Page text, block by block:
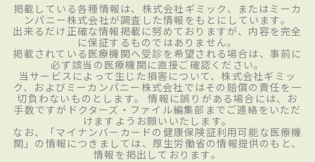
掲載している各種情報は、株式会社ギミック、またはミーカ
ンパニー株式会社が調査した情報をもとにしています。
出来るだけ正確な情報掲載に努めておりますが、内容を完全
に保証するものではありません。
掲載されている医療機関へ受診を希望される場合は、事前に
必ず該当の医療機関に直接ご確認ください。
当サービスによって生じた損害について、株式会社ギミッ
ク、およびミーカンパニー株式会社ではその賠償の責任を一
切負わないものとします。 情報に誤りがある場合には、お
手数ですがドクターズ・ファイル編集部までご連絡をいただ
けますようお願いいたします。
なお、「マイナンバーカードの健康保険証利用可能な医療機
関」の情報につきましては、厚生労働省の情報提供のもと、
情報を掲出しております。